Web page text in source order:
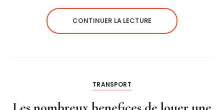
CONTINUER LA LECTURE
TRANSPORT